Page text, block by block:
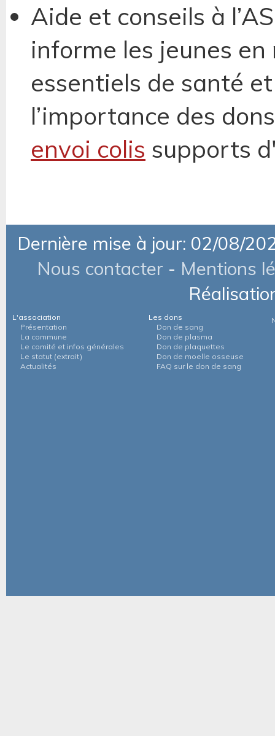
Aide et conseils à
informe les jeunes
essentiels de santé
l’importance des
envoi colis supports
Dernière mise à jour: 02/08/
Nous contacter - Mentions
L'association
Présentation
La commune
Le comité et infos générales
Le statut (extrait)
Actualités
Les dons
Don de sang
Don de plasma
Don de plaquettes
Don de moelle osseuse
FAQ sur le don de sang